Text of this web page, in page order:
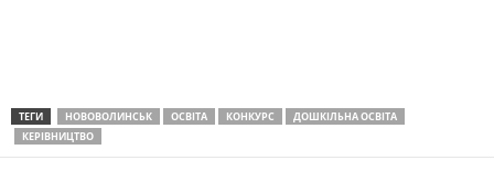
ТЕГИ НОВОВОЛИНСЬК ОСВІТА КОНКУРС
ДОШКІЛЬНА ОСВІТА
КЕРІВНИЦТВО